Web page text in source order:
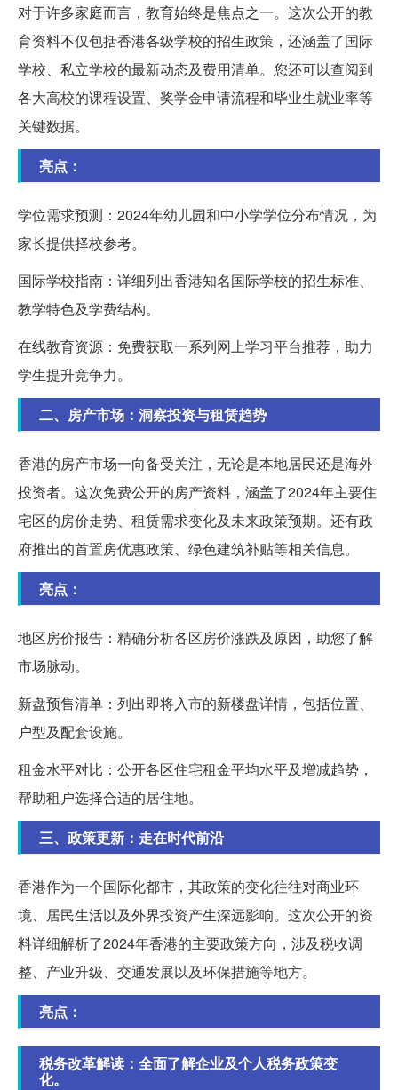
对于许多家庭而言，教育始终是焦点之一。这次公开的教
育资料不仅包括香港各级学校的招生政策，还涵盖了国际
学校、私立学校的最新动态及费用清单。您还可以查阅到
各大高校的课程设置、奖学金申请流程和毕业生就业率等
关键数据。
亮点：
学位需求预测：2024年幼儿园和中小学学位分布情况，为
家长提供择校参考。
国际学校指南：详细列出香港知名国际学校的招生标准、
教学特色及学费结构。
在线教育资源：免费获取一系列网上学习平台推荐，助力
学生提升竞争力。
二、房产市场：洞察投资与租赁趋势
香港的房产市场一向备受关注，无论是本地居民还是海外
投资者。这次免费公开的房产资料，涵盖了2024年主要住
宅区的房价走势、租赁需求变化及未来政策预期。还有政
府推出的首置房优惠政策、绿色建筑补贴等相关信息。
亮点：
地区房价报告：精确分析各区房价涨跌及原因，助您了解
市场脉动。
新盘预售清单：列出即将入市的新楼盘详情，包括位置、
户型及配套设施。
租金水平对比：公开各区住宅租金平均水平及增减趋势，
帮助租户选择合适的居住地。
三、政策更新：走在时代前沿
香港作为一个国际化都市，其政策的变化往往对商业环
境、居民生活以及外界投资产生深远影响。这次公开的资
料详细解析了2024年香港的主要政策方向，涉及税收调
整、产业升级、交通发展以及环保措施等地方。
亮点：
税务改革解读：全面了解企业及个人税务政策变
化。